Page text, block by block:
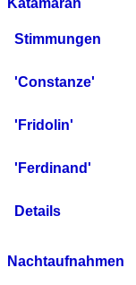
Katamaran
Stimmungen
'Constanze'
'Fridolin'
'Ferdinand'
Details
Nachtaufnahmen